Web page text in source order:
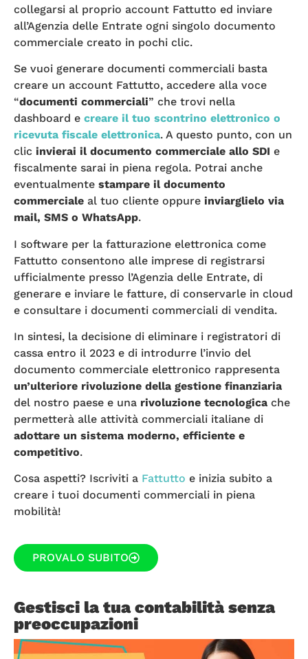
collegarsi al proprio account Fattutto ed inviare
all’Agenzia delle Entrate ogni singolo documento
commerciale creato in pochi clic.
Se vuoi generare documenti commerciali basta
creare un account Fattutto, accedere alla voce
“documenti commerciali” che trovi nella
dashboard e creare il tuo scontrino elettronico o
ricevuta fiscale elettronica. A questo punto, con un
clic invierai il documento commerciale allo SDI e
fiscalmente sarai in piena regola. Potrai anche
eventualmente stampare il documento
commerciale al tuo cliente oppure inviarglielo via
mail, SMS o WhatsApp.
I software per la fatturazione elettronica come
Fattutto consentono alle imprese di registrarsi
ufficialmente presso l’Agenzia delle Entrate, di
generare e inviare le fatture, di conservarle in cloud
e consultare i documenti commerciali di vendita.
In sintesi, la decisione di eliminare i registratori di
cassa entro il 2023 e di introdurre l’invio del
documento commerciale elettronico rappresenta
un’ulteriore rivoluzione della gestione finanziaria
del nostro paese e una rivoluzione tecnologica che
permetterà alle attività commerciali italiane di
adottare un sistema moderno, efficiente e
competitivo.
Cosa aspetti? Iscriviti a Fattutto e inizia subito a
creare i tuoi documenti commerciali in piena
mobilità!
PROVALO SUBITO
Gestisci la tua contabilità senza
preoccupazioni